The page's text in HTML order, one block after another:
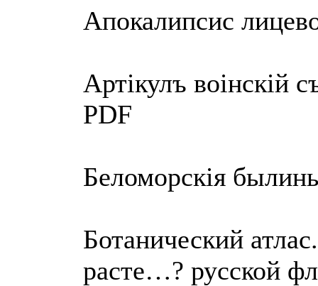
Апокалипсис
Артiкулъ воiнскiй
PDF
Беломорскiя
Ботанический
расте…? русской